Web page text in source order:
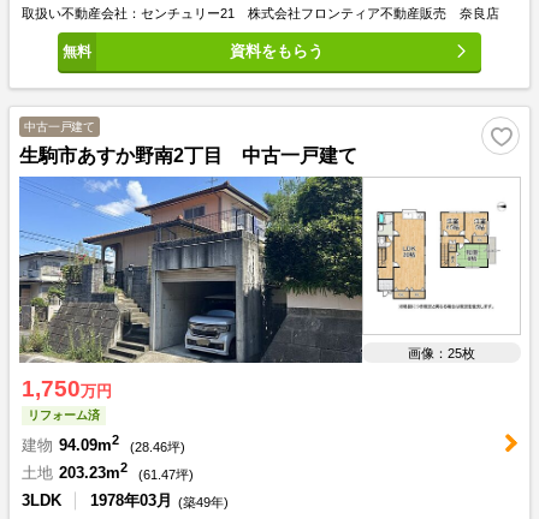
取扱い不動産会社：センチュリー21 株式会社フロンティア不動産販売 奈良店
資料をもらう
中古一戸建て
生駒市あすか野南2丁目 中古一戸建て
画像：25枚
1,750万円
リフォーム済
建物 94.09m2 (28.46坪)
土地 203.23m2 (61.47坪)
3LDK 1978年03月 (築49年)